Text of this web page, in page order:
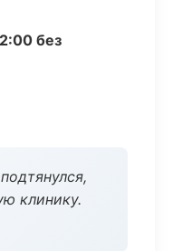
без
клинику.